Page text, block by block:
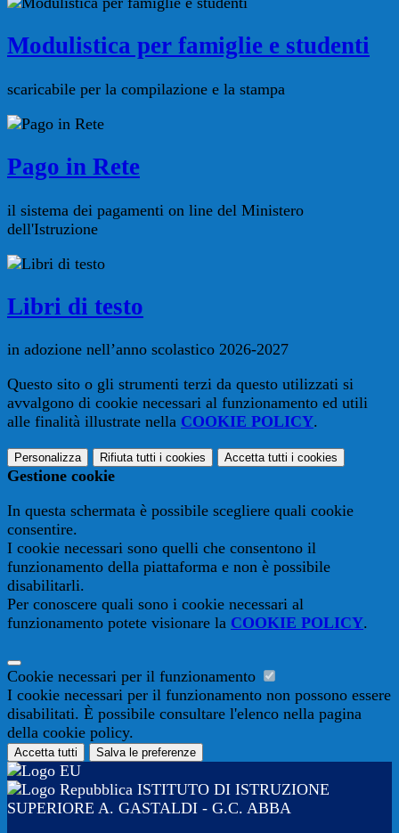
Modulistica per famiglie e studenti
scaricabile per la compilazione e la stampa
Pago in Rete
il sistema dei pagamenti on line del Ministero
dell'Istruzione
Libri di testo
in adozione nell’anno scolastico 2026-2027
Questo sito o gli strumenti terzi da questo utilizzati si
avvalgono di cookie necessari al funzionamento ed utili
alle finalità illustrate nella COOKIE POLICY.
Personalizza Rifiuta tutti i cookies Accetta tutti i cookies
Gestione cookie
In questa schermata è possibile scegliere quali cookie
consentire.
I cookie necessari sono quelli che consentono il
funzionamento della piattaforma e non è possibile
disabilitarli.
Per conoscere quali sono i cookie necessari al
funzionamento potete visionare la COOKIE POLICY.
Cookie necessari per il funzionamento
I cookie necessari per il funzionamento non possono essere
disabilitati. È possibile consultare l'elenco nella pagina
della cookie policy.
Accetta tutti Salva le preferenze
ISTITUTO DI ISTRUZIONE
SUPERIORE A. GASTALDI - G.C. ABBA